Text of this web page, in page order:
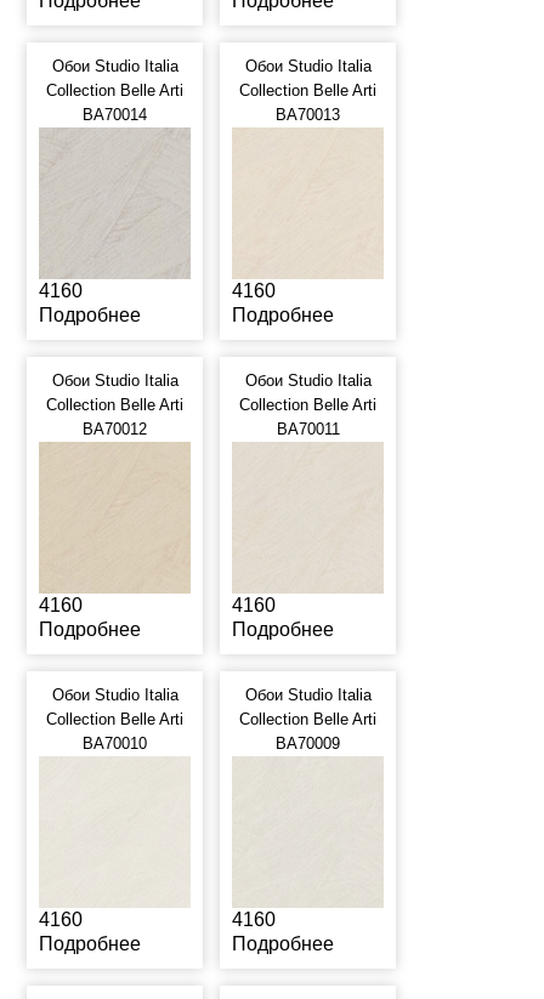
Обои Studio Italia
Collection Belle Arti
BA70014
4160
Подробнее
Обои Studio Italia
Collection Belle Arti
BA70013
4160
Подробнее
Обои Studio Italia
Collection Belle Arti
BA70012
4160
Подробнее
Обои Studio Italia
Collection Belle Arti
BA70011
4160
Подробнее
Обои Studio Italia
Collection Belle Arti
BA70010
4160
Подробнее
Обои Studio Italia
Collection Belle Arti
BA70009
4160
Подробнее